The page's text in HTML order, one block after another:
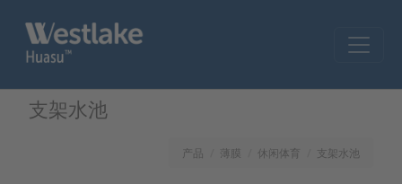
支架水池
产品 薄膜 休闲体育 支架水池